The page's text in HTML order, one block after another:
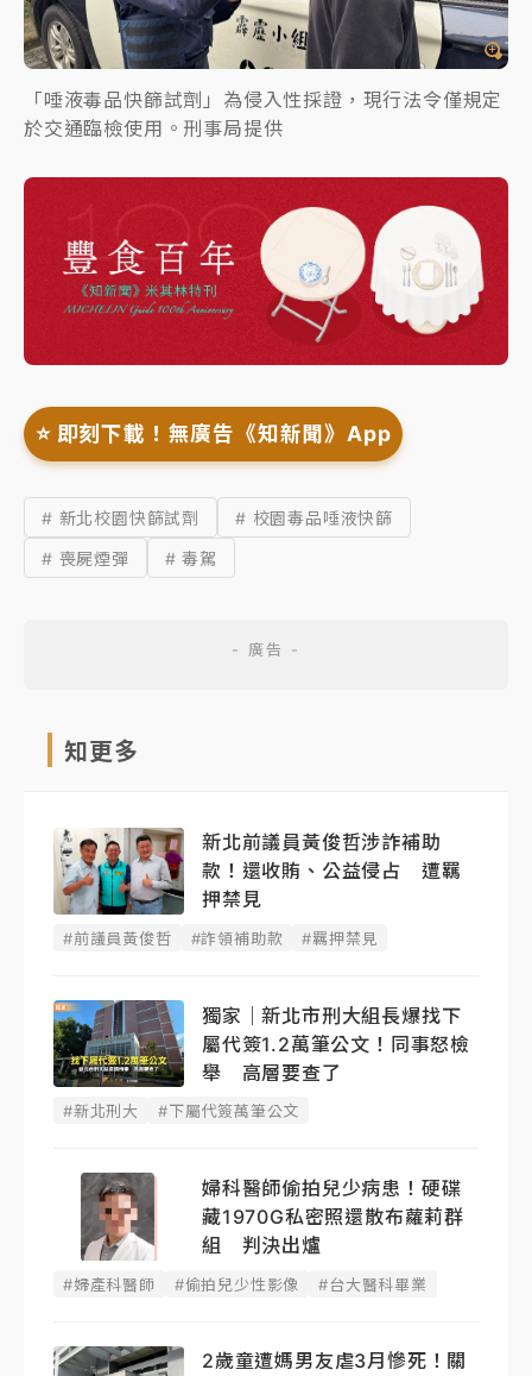
「唾液毒品快篩試劑」為侵入性採證，現行法令僅規定
於交通臨檢使用。刑事局提供
⭐️ 即刻下載！無廣告《知新聞》App
# 新北校園快篩試劑
# 校園毒品唾液快篩
# 喪屍煙彈
# 毒駕
知更多
新北前議員黃俊哲涉詐補助
款！還收賄、公益侵占 遭羈
押禁見
#前議員黃俊哲 #詐領補助款 #羈押禁見
獨家｜新北市刑大組長爆找下
屬代簽1.2萬筆公文！同事怒檢
舉 高層要查了
#新北刑大 #下屬代簽萬筆公文
婦科醫師偷拍兒少病患！硬碟
藏1970G私密照還散布蘿莉群
組 判決出爐
#婦產科醫師 #偷拍兒少性影像 #台大醫科畢業
2歲童遭媽男友虐3月慘死！關